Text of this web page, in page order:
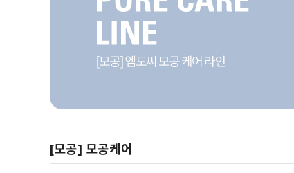
[모공] 모공케어